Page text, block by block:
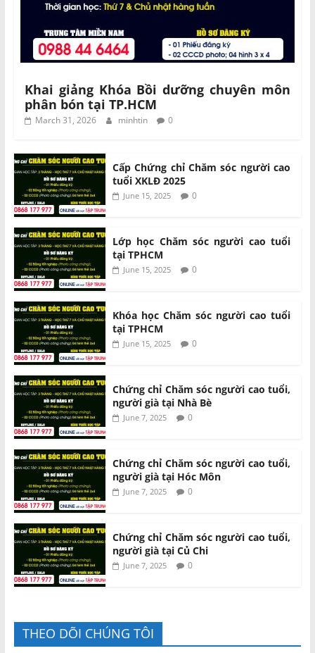
Khai giảng Khóa Bồi dưỡng chuyên môn
phân bón tại TP.HCM
March 31, 2026 minhtin 0
Cấp Chứng chỉ Chăm sóc người cao
tuổi XKLĐ 2025
June 15, 2025 0
Lớp học Chăm sóc người cao tuổi
tại TPHCM
June 15, 2025 0
Khóa học Chăm sóc người cao tuổi
tại TPHCM
June 15, 2025 0
Chứng chỉ Chăm sóc người cao tuổi,
người già tại Nhà Bè
June 7, 2025 0
Chứng chỉ Chăm sóc người cao tuổi,
người già tại Hóc Môn
June 7, 2025 0
Chứng chỉ Chăm sóc người cao tuổi,
người già tại Củ Chi
June 7, 2025 0
THEO DÕI CHÚNG TÔI